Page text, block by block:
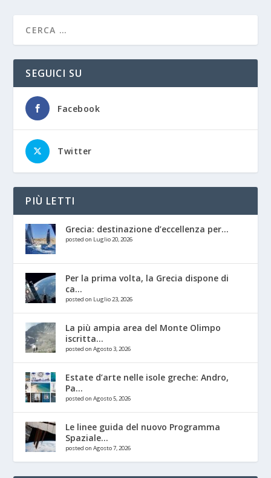
SEGUICI SU
Facebook
Twitter
PIÙ LETTI
Grecia: destinazione d’eccellenza per...
posted on Luglio 20, 2026
Per la prima volta, la Grecia dispone di
ca...
posted on Luglio 23, 2026
La più ampia area del Monte Olimpo
iscritta...
posted on Agosto 3, 2026
Estate d’arte nelle isole greche: Andro,
Pa...
posted on Agosto 5, 2026
Le linee guida del nuovo Programma
Spaziale...
posted on Agosto 7, 2026